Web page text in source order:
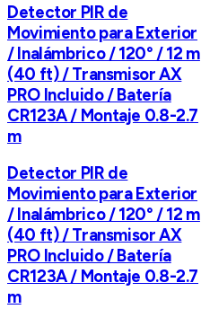
Detector PIR de
Movimiento para Exterior
/ Inalámbrico / 120° / 12 m
(40 ft) / Transmisor AX
PRO Incluido / Batería
CR123A / Montaje 0.8-2.7
m
Detector PIR de
Movimiento para Exterior
/ Inalámbrico / 120° / 12 m
(40 ft) / Transmisor AX
PRO Incluido / Batería
CR123A / Montaje 0.8-2.7
m